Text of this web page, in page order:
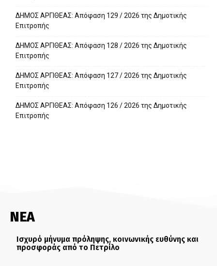
ΔΗΜΟΣ ΑΡΓΙΘΕΑΣ: Απόφαση 129 / 2026 της Δημοτικής
Επιτροπής
ΔΗΜΟΣ ΑΡΓΙΘΕΑΣ: Απόφαση 128 / 2026 της Δημοτικής
Επιτροπής
ΔΗΜΟΣ ΑΡΓΙΘΕΑΣ: Απόφαση 127 / 2026 της Δημοτικής
Επιτροπής
ΔΗΜΟΣ ΑΡΓΙΘΕΑΣ: Απόφαση 126 / 2026 της Δημοτικής
Επιτροπής
ΝΕΑ
Ισχυρό μήνυμα πρόληψης, κοινωνικής ευθύνης και
προσφοράς από το Πετρίλο